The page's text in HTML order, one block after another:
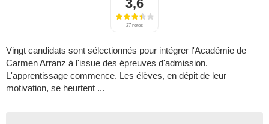
3,6
27 notes
Vingt candidats sont sélectionnés pour intégrer l'Académie de
Carmen Arranz à l'issue des épreuves d'admission.
L'apprentissage commence. Les élèves, en dépit de leur
motivation, se heurtent ...